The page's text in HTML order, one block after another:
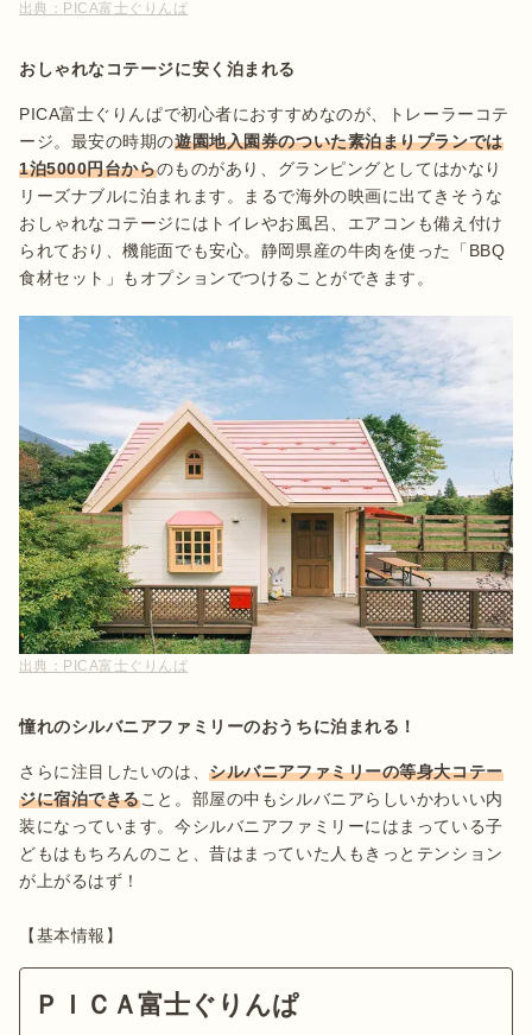
出典： PICA富士ぐりんぱ
おしゃれなコテージに安く泊まれる
PICA富士ぐりんぱで初心者におすすめなのが、トレーラーコテ
ージ。最安の時期の遊園地入園券のついた素泊まりプランでは
1泊5000円台からのものがあり、グランピングとしてはかなり
リーズナブルに泊まれます。まるで海外の映画に出てきそうな
おしゃれなコテージにはトイレやお風呂、エアコンも備え付け
られており、機能面でも安心。静岡県産の牛肉を使った「BBQ
食材セット」もオプションでつけることができます。
出典： PICA富士ぐりんぱ
憧れのシルバニアファミリーのおうちに泊まれる！
さらに注目したいのは、シルバニアファミリーの等身大コテー
ジに宿泊できること。部屋の中もシルバニアらしいかわいい内
装になっています。今シルバニアファミリーにはまっている子
どもはもちろんのこと、昔はまっていた人もきっとテンション
が上がるはず！
ＰＩＣＡ富士ぐりんぱ